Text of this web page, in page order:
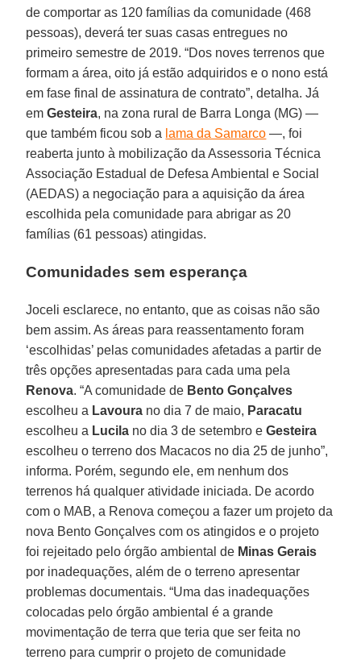
de comportar as 120 famílias da comunidade (468
pessoas), deverá ter suas casas entregues no
primeiro semestre de 2019. “Dos noves terrenos que
formam a área, oito já estão adquiridos e o nono está
em fase final de assinatura de contrato”, detalha. Já
emGesteira, na zona rural de Barra Longa (MG) —
que também ficou sob a lama da Samarco —, foi
reaberta junto à mobilização da Assessoria Técnica
Associação Estadual de Defesa Ambiental e Social
(AEDAS) a negociação para a aquisição da área
escolhida pela comunidade para abrigar as 20
famílias (61 pessoas) atingidas.
Comunidades sem esperança
Joceli esclarece, no entanto, que as coisas não são
bem assim. As áreas para reassentamento foram
‘escolhidas’ pelas comunidades afetadas a partir de
três opções apresentadas para cada uma pela
Renova. “A comunidade de Bento Gonçalves
escolheu a Lavoura no dia 7 de maio, Paracatu
escolheu a Lucila no dia 3 de setembro eGesteira
escolheu o terreno dos Macacos no dia 25 de junho”,
informa. Porém, segundo ele, em nenhum dos
terrenos há qualquer atividade iniciada. De acordo
com o MAB, a Renova começou a fazer um projeto da
nova Bento Gonçalves com os atingidos e o projeto
foi rejeitado pelo órgão ambiental de Minas Gerais
por inadequações, além de o terreno apresentar
problemas documentais. “Uma das inadequações
colocadas pelo órgão ambiental é a grande
movimentação de terra que teria que ser feita no
terreno para cumprir o projeto de comunidade